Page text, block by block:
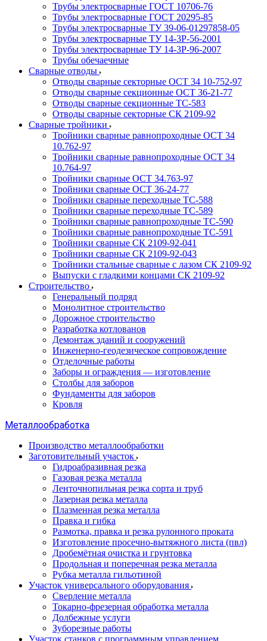
Трубы электросварные ГОСТ 10706-76
Трубы электросварные ГОСТ 20295-85
Трубы электросварные ТУ 39-06-01297858-05
Трубы электросварные ТУ 14-3Р-56-2001
Трубы электросварные ТУ 14-3Р-96-2007
Трубы обечаечные
Сварные отводы
Отводы сварные секторные ОСТ 34 10-752-97
Отводы сварные секционные ОСТ 36-21-77
Отводы сварные секционные ТС-583
Отводы сварные секторные СК 2109-92
Сварные тройники
Тройники сварные равнопроходные ОСТ 34
10.762-97
Тройники сварные равнопроходные ОСТ 34
10.764-97
Тройники сварные ОСТ 34.763-97
Тройники сварные ОСТ 36-24-77
Тройники сварные переходные ТС-588
Тройники сварные переходные ТС-589
Тройники сварные равнопроходные ТС-590
Тройники сварные равнопроходные ТС-591
Тройники сварные СК 2109-92-041
Тройники сварные СК 2109-92-043
Тройники стальные сварные с лазом СК 2109-92
Выпуски с гладкими концами СК 2109-92
Строительство
Генеральный подряд
Монолитное строительство
Дорожное строительство
Разработка котлованов
Демонтаж зданий и сооружений
Инженерно-геодезическое сопровождение
Отделочные работы
Заборы и ограждения — изготовление
Столбы для заборов
Фундаменты для заборов
Кровля
Металлообработка
Производство металлообработки
Заготовительный участок
Гидроабразивная резка
Газовая резка металла
Ленточнопильная резка сорта и труб
Лазерная резка металла
Плазменная резка металла
Правка и гибка
Размотка, правка и резка рулонного проката
Изготовление просечно-вытяжного листа (пвл)
Дробемётная очистка и грунтовка
Продольная и поперечная резка металла
Рубка металла гильотиной
Участок универсального оборудования
Сверление металла
Токарно-фрезерная обработка металла
Долбежные услуги
Зуборезные работы
Участок станков с программным управлением